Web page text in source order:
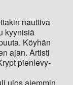
nauttiva
kyynisiä
Köyhän
ajan. Artisti
pienlevy-
ulos aiemmin